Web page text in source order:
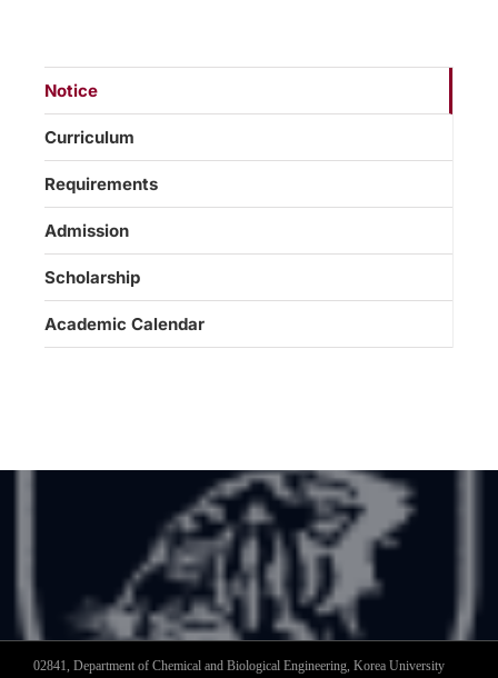
Notice
Curriculum
Requirements
Admission
Scholarship
Academic Calendar
02841, Department of Chemical and Biological Engineering, Korea University